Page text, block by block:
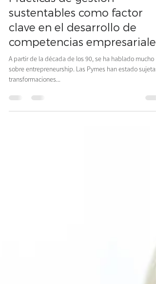
FoRSE Expertise
27 feb 2023
2 min de lectura
Prácticas de gestión
sustentables como factor
clave en el desarrollo de
competencias empresariales
A partir de la década de los 90, se ha hablado mucho